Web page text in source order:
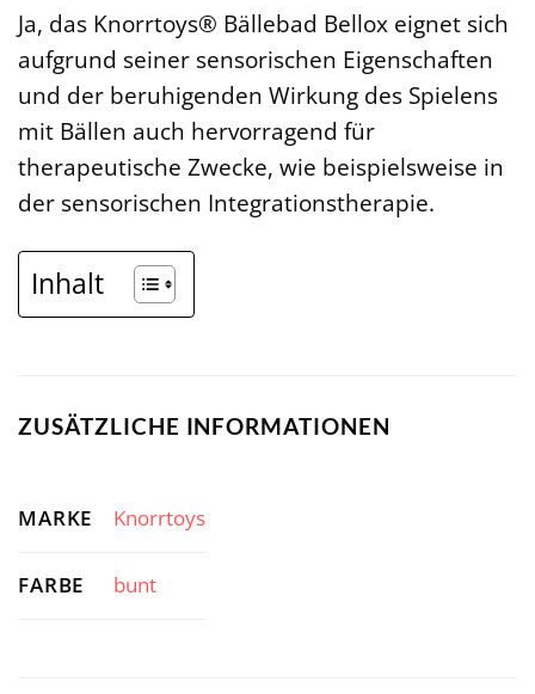
Ja, das Knorrtoys® Bällebad Bellox eignet sich
aufgrund seiner sensorischen Eigenschaften
und der beruhigenden Wirkung des Spielens
mit Bällen auch hervorragend für
therapeutische Zwecke, wie beispielsweise in
der sensorischen Integrationstherapie.
Inhalt
ZUSÄTZLICHE INFORMATIONEN
MARKE Knorrtoys
FARBE bunt